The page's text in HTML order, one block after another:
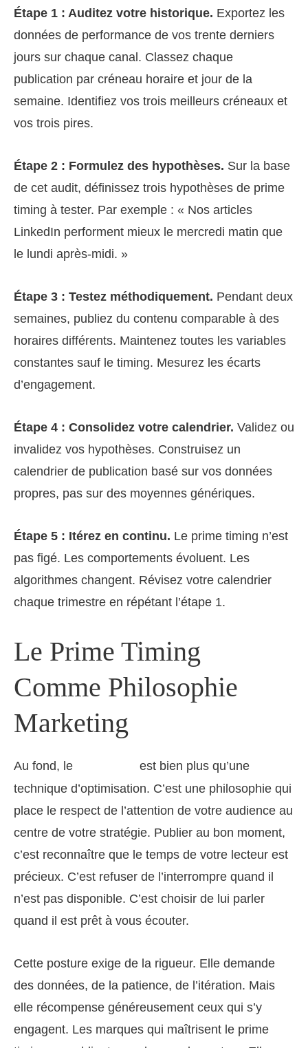
Étape 1 : Auditez votre historique. Exportez les
données de performance de vos trente derniers
jours sur chaque canal. Classez chaque
publication par créneau horaire et jour de la
semaine. Identifiez vos trois meilleurs créneaux et
vos trois pires.
Étape 2 : Formulez des hypothèses. Sur la base
de cet audit, définissez trois hypothèses de prime
timing à tester. Par exemple : « Nos articles
LinkedIn performent mieux le mercredi matin que
le lundi après-midi. »
Étape 3 : Testez méthodiquement. Pendant deux
semaines, publiez du contenu comparable à des
horaires différents. Maintenez toutes les variables
constantes sauf le timing. Mesurez les écarts
d’engagement.
Étape 4 : Consolidez votre calendrier. Validez ou
invalidez vos hypothèses. Construisez un
calendrier de publication basé sur vos données
propres, pas sur des moyennes génériques.
Étape 5 : Itérez en continu. Le prime timing n’est
pas figé. Les comportements évoluent. Les
algorithmes changent. Révisez votre calendrier
chaque trimestre en répétant l’étape 1.
Le Prime Timing
Comme Philosophie
Marketing
Au fond, le
est bien plus qu’une
technique d’optimisation. C’est une philosophie qui
place le respect de l’attention de votre audience au
centre de votre stratégie. Publier au bon moment,
c’est reconnaître que le temps de votre lecteur est
précieux. C’est refuser de l’interrompre quand il
n’est pas disponible. C’est choisir de lui parler
quand il est prêt à vous écouter.
Cette posture exige de la rigueur. Elle demande
des données, de la patience, de l’itération. Mais
elle récompense généreusement ceux qui s’y
engagent. Les marques qui maîtrisent le prime